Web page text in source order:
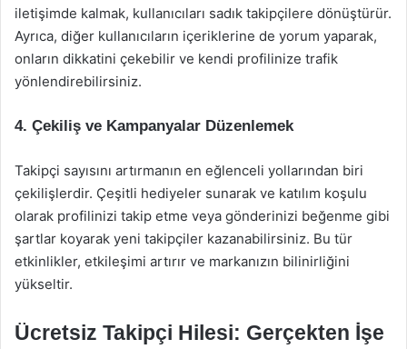
iletişimde kalmak, kullanıcıları sadık takipçilere dönüştürür.
Ayrıca, diğer kullanıcıların içeriklerine de yorum yaparak,
onların dikkatini çekebilir ve kendi profilinize trafik
yönlendirebilirsiniz.
4. Çekiliş ve Kampanyalar Düzenlemek
Takipçi sayısını artırmanın en eğlenceli yollarından biri
çekilişlerdir. Çeşitli hediyeler sunarak ve katılım koşulu
olarak profilinizi takip etme veya gönderinizi beğenme gibi
şartlar koyarak yeni takipçiler kazanabilirsiniz. Bu tür
etkinlikler, etkileşimi artırır ve markanızın bilinirliğini
yükseltir.
Ücretsiz Takipçi Hilesi: Gerçekten İşe